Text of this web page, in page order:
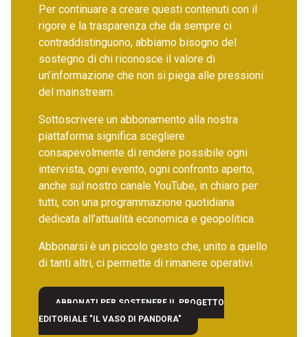
Per continuare a creare questi contenuti con il
rigore e la trasparenza che da sempre ci
contraddistinguono, abbiamo bisogno del
sostegno di chi riconosce il valore di
un’informazione che non si piega alle pressioni
del mainstream.
Sottoscrivere un abbonamento alla nostra
piattaforma significa scegliere
consapevolmente di rendere possibile ogni
intervista, ogni evento, ogni confronto aperto,
anche sul nostro canale YouTube, in chiaro per
tutti, con una programmazione quotidiana
dedicata all’attualità economica e geopolitica.
Abbonarsi è un piccolo gesto che, unito a quello
di tanti altri, ci permette di rimanere operativi.
ABBONATI PER SOSTENERE IL PROGETTO
EDITORIALE "IL VASO DI PANDORA"